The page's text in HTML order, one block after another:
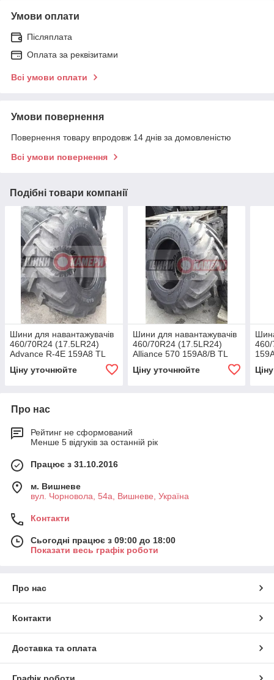
Умови оплати
Післяплата
Оплата за реквізитами
Всі умови оплати
Умови повернення
Повернення товару впродовж 14 днів за домовленістю
Всі умови повернення
Подібні товари компанії
Шини для навантажувачів
460/70R24 (17.5LR24)
Advance R-4E 159A8 TL
Ціну уточнюйте
Шини для навантажувачів
460/70R24 (17.5LR24)
Alliance 570 159A8/B TL
Ціну уточнюйте
Про нас
Рейтинг не сформований
Менше 5 відгуків за останній рік
Працює з 31.10.2016
м. Вишневе
вул. Чорновола, 54а, Вишневе, Україна
Контакти
Сьогодні працює з 09:00 до 18:00
Показати весь графік роботи
Про нас
Контакти
Доставка та оплата